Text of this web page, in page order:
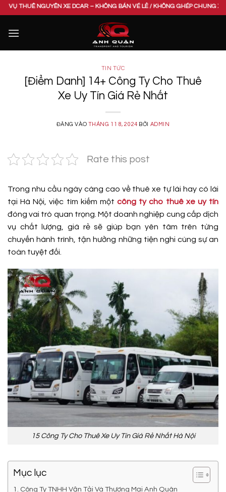
Bỏ
nội
XE DCAR – KHÔNG BÁN VÉ LẺ / KHÔNG GHÉP CHUNG XE. VUI LÒNG
TIN TỨC
[Điểm Danh] 14+ Công Ty Cho Thuê
Xe Uy Tín Giá Rẻ Nhất
ĐĂNG VÀO THÁNG 11 8, 2024 BỞI ADMIN
Rate this post
Trong nhu cầu ngày càng cao về thuê xe tự lái hay có lái
tại Hà Nội, việc tìm kiếm mộtcông ty cho thuê xe uy tín
đóng vai trò quan trọng. Một doanh nghiệp cung cấp dịch
vụ chất lượng, giá rẻ sẽ giúp bạn yên tâm trên từng
chuyến hành trình, tận hưởng những tiện nghi cùng sự an
toàn tuyệt đối.
15 Công Ty Cho Thuê Xe Uy Tín Giá Rẻ Nhất Hà Nội
Mục lục
Công Ty TNHH Vận Tải Và Thương Mại Anh Quân